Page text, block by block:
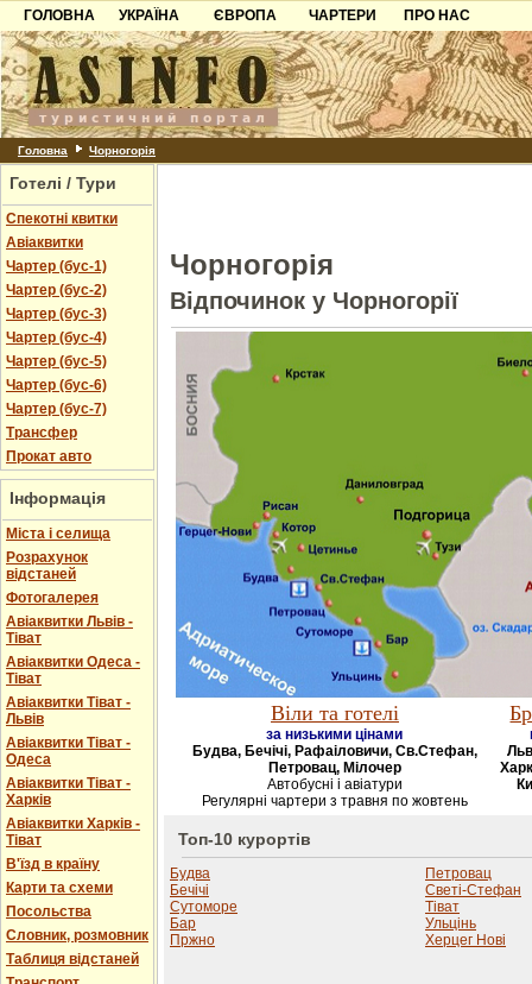
ГОЛОВНА
УКРАЇНА
Карпати
Азов
Причорноморря
Шацьк
ЄВРОПА
Чорногорія
Хорватія
Болгарія
ЧАРТЕРИ
ПРО НАС
Контакти
Партнерам
Додати готель
Головна Чорногорія
Готелі / Тури
Спекотні квитки
Авіаквитки
Чартер (бус-1)
Чартер (бус-2)
Чартер (бус-3)
Чартер (бус-4)
Чартер (бус-5)
Чартер (бус-6)
Чартер (бус-7)
Трансфер
Прокат авто
Інформація
Міста і селища
Розрахунок
відстаней
Фотогалерея
Авіаквитки Львів -
Тіват
Авіаквитки Одеса -
Тіват
Авіаквитки Тіват -
Львів
Авіаквитки Тіват -
Одеса
Авіаквитки Тіват -
Харків
Авіаквитки Харків -
Тіват
В'їзд в країну
Карти та схеми
Посольства
Словник, розмовник
Таблиця відстаней
Чорногорія
Відпочинок у Чорногорії
Віли та готелі
за низькими цінами
Будва, Бечічі, Рафаіловичи, Св.Стефан,
Петровац, Мілочер
Автобусні і авіатури
Регулярні чартери з травня по жовтень
Топ-10 курортів
Будва
Бечічі
Сутоморе
Бар
Пржно
Петровац
Светі-Стефан
Тіват
Ульцінь
Херцег Нові